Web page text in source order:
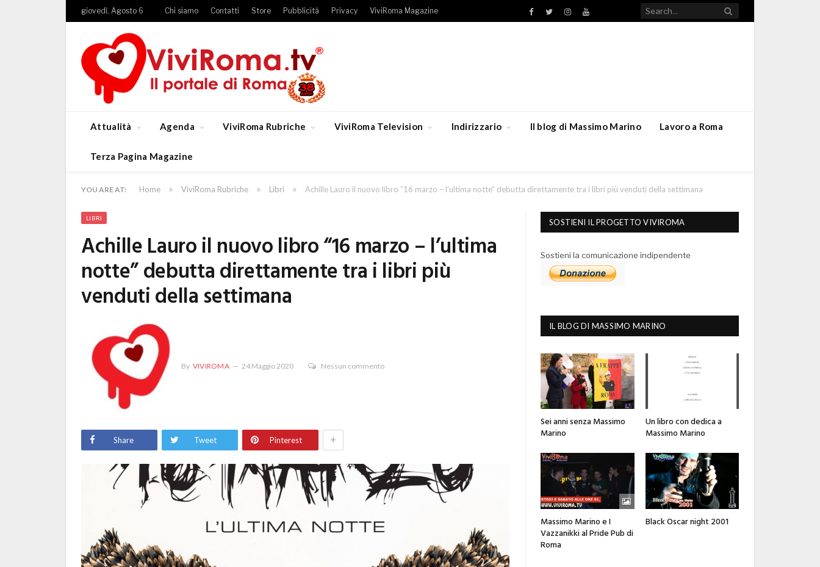
giovedì, Agosto 6 Chi siamo Contatti Store Pubblicità Privacy ViviRoma Magazine Facebook
TwitterInstagramYouTube
Attualità Agenda ViviRoma Rubriche ViviRoma Television Indirizzario Il blog di Massimo Marino Lavoro a Roma
Terza Pagina Magazine
YOU ARE AT: Home » ViviRoma Rubriche » Libri » Achille Lauro il nuovo libro “16 marzo – l’ultima notte” debutta direttamente tra i libri più venduti della settimana
LIBRI
Achille Lauro il nuovo libro “16 marzo – l’ultima
notte” debutta direttamente tra i libri più
venduti della settimana
By VIVIROMA 24 Maggio 2020 Nessun commento
Share Tweet Pinterest +
SOSTIENI IL PROGETTO VIVIROMA
Sostieni la comunicazione indipendente
IL BLOG DI MASSIMO MARINO
Sei anni senza Massimo
Marino
Un libro con dedica a
Massimo Marino
Massimo Marino e I
Vazzanikki al Pride Pub di
Roma
Black Oscar night 2001